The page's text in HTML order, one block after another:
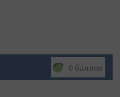
0 баллов